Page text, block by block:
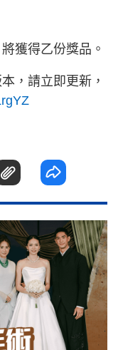
獲得乙份獎品。
，請立即更新，